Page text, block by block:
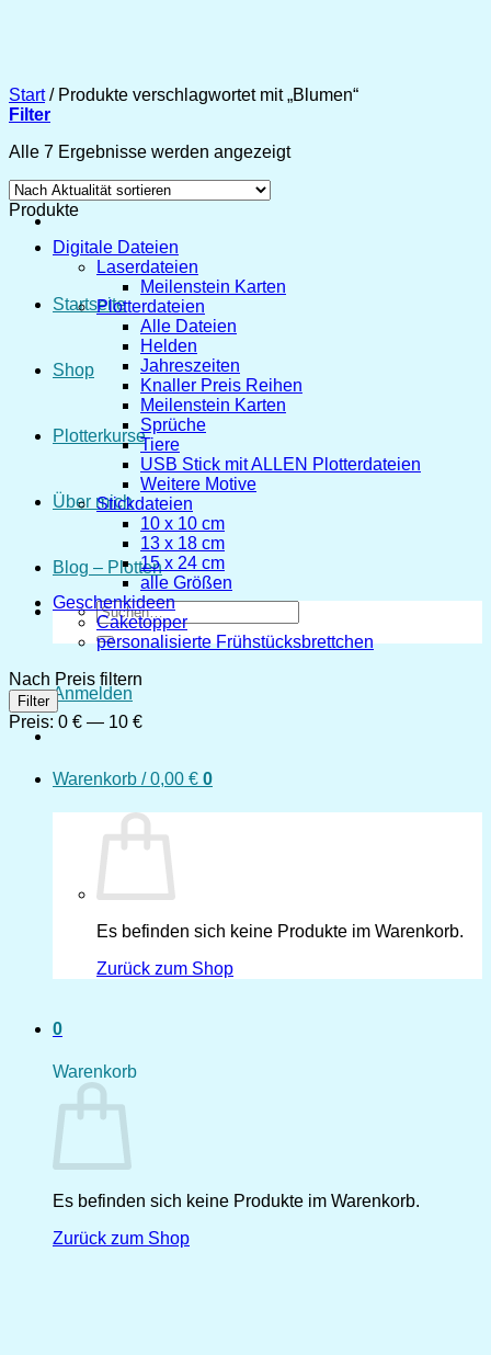
Startseite
Shop
Plotterkurse
Über mich
Blog – Plotten
Suchen
nach:
Anmelden
Warenkorb /0,00 € 0
Es befinden sich keine Produkte im Warenkorb.
Zurück zum Shop
0
Warenkorb
Es befinden sich keine Produkte im Warenkorb.
Zurück zum Shop
Start /Produkte verschlagwortet mit „Blumen“
Filter
Alle 7 Ergebnisse werden angezeigtNach
Produkte
Digitale Dateien
Laserdateien
Meilenstein Karten
Plotterdateien
Alle Dateien
Helden
Jahreszeiten
Knaller Preis Reihen
Meilenstein Karten
Sprüche
Tiere
USB Stick mit ALLEN Plotterdateien
Weitere Motive
Stickdateien
10 x 10 cm
13 x 18 cm
15 x 24 cm
alle Größen
Geschenkideen
Caketopper
personalisierte Frühstücksbrettchen
Nach Preis filtern
Min.
Preis
Max.
Preis
Filter
Preis: 0 € — 10 €